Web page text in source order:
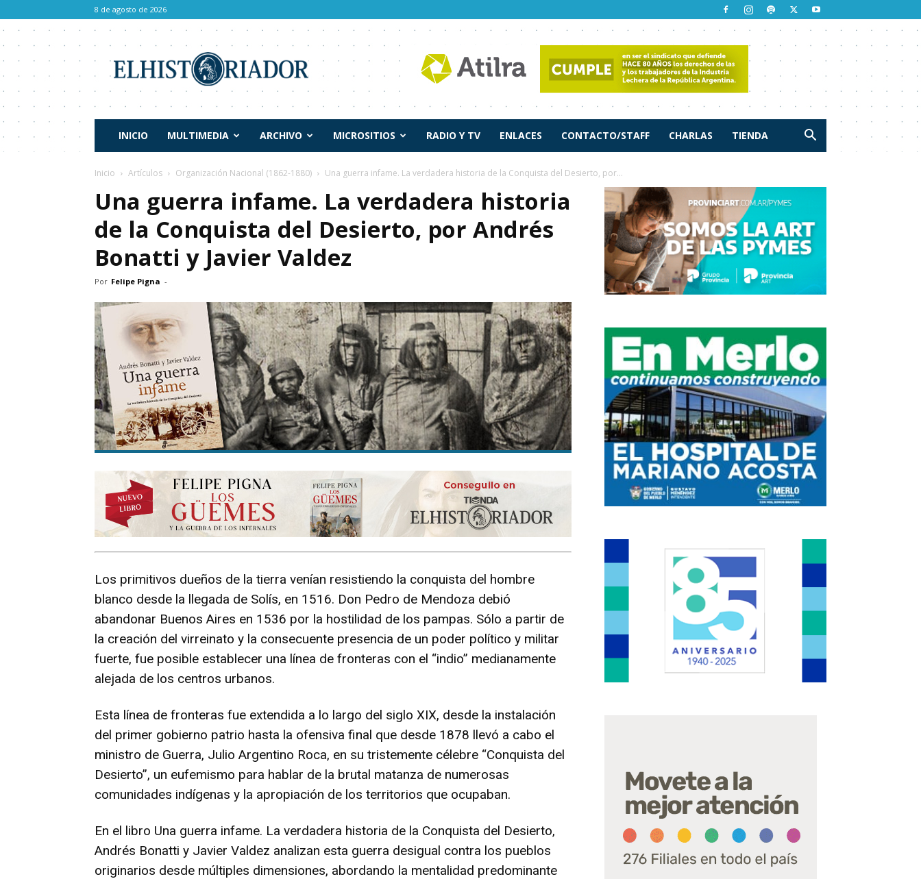
8 de agosto de 2026
Historiador
INICIO MULTIMEDIA ARCHIVO MICROSITIOS RADIO Y TV ENLACES CONTACTO/STAFF CHARLAS TIENDA
Inicio Artículos Organización Nacional (1862-1880) Una guerra infame. La verdadera historia de la Conquista del Desierto, por...
Una guerra infame. La verdadera historia
de la Conquista del Desierto, por Andrés
Bonatti y Javier Valdez
Por Felipe Pigna -
Los primitivos dueños de la tierra venían resistiendo la conquista del hombre
blanco desde la llegada de Solís, en 1516. Don Pedro de Mendoza debió
abandonar Buenos Aires en 1536 por la hostilidad de los pampas. Sólo a partir de
la creación del virreinato y la consecuente presencia de un poder político y militar
fuerte, fue posible establecer una línea de fronteras con el “indio” medianamente
alejada de los centros urbanos.
Esta línea de fronteras fue extendida a lo largo del siglo XIX, desde la instalación
del primer gobierno patrio hasta la ofensiva final que desde 1878 llevó a cabo el
ministro de Guerra, Julio Argentino Roca, en su tristemente célebre “Conquista del
Desierto”, un eufemismo para hablar de la brutal matanza de numerosas
comunidades indígenas y la apropiación de los territorios que ocupaban.
En el libro Una guerra infame. La verdadera historia de la Conquista del Desierto,
Andrés Bonatti y Javier Valdez analizan esta guerra desigual contra los pueblos
originarios desde múltiples dimensiones, abordando la mentalidad predominante